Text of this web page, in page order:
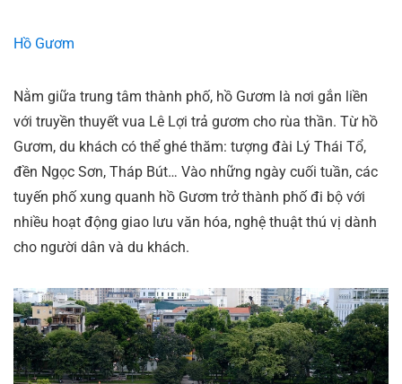
Hồ Gươm
Nằm giữa trung tâm thành phố, hồ Gươm là nơi gắn liền
với truyền thuyết vua Lê Lợi trả gươm cho rùa thần. Từ hồ
Gươm, du khách có thể ghé thăm: tượng đài Lý Thái Tổ,
đền Ngọc Sơn, Tháp Bút… Vào những ngày cuối tuần, các
tuyến phố xung quanh hồ Gươm trở thành phố đi bộ với
nhiều hoạt động giao lưu văn hóa, nghệ thuật thú vị dành
cho người dân và du khách.